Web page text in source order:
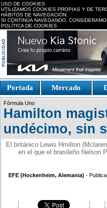
USO DE COOKIES
UTILIZAMOS COOKIES PROPIAS Y DE
HÁBITOS DE NAVEGACIÓN.
SI CONTINÚA NAVEGANDO,
POLÍTICA DE COOKIES
Portada Mercado
Fake Watches
replica-
watch.is
Fórmula Uno
Hamilton
undécimo, sin
El británico Lewis Hmilton
en el que el brasileño Nelson
EFE (Hockenheim, Alemania) -